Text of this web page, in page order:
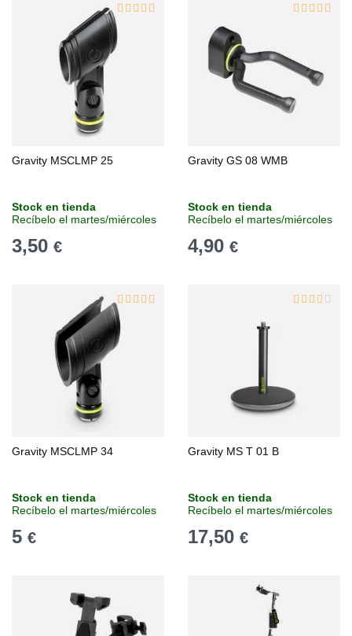
Gravity MSCLMP 25
Stock en tienda
Recíbelo el martes/miércoles
3,50 €
Gravity GS 08 WMB
Stock en tienda
Recíbelo el martes/miércoles
4,90 €
Gravity MSCLMP 34
Stock en tienda
Recíbelo el martes/miércoles
5 €
Gravity MS T 01 B
Stock en tienda
Recíbelo el martes/miércoles
17,50 €